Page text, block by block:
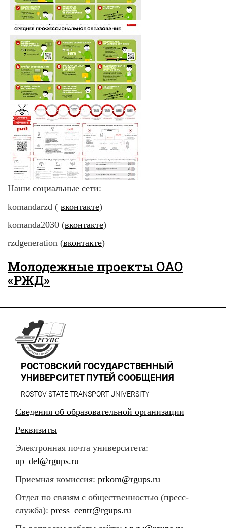
Наши социальные сети:
komandarzd ( вконтакте)
komanda2030 (вконтакте)
rzdgeneration (вконтакте)
Молодежные проекты ОАО
«РЖД»
РОСТОВСКИЙ ГОСУДАРСТВЕННЫЙ
УНИВЕРСИТЕТ ПУТЕЙ СООБЩЕНИЯ
ROSTOV STATE TRANSPORT UNIVERSITY
Сведения об образовательной организации
Реквизиты
Электронная почта университета:
up_del@rgups.ru
Приемная комиссия: prkom@rgups.ru
Отдел по связям с общественностью (пресс-
служба): press_centr@rgups.ru